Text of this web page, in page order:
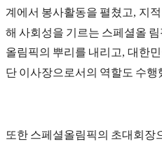
계에서 봉사활동을 펼쳤고, 지
해 사회성을 기르는 스페셜올
올림픽의 뿌리를 내리고, 대한
단 이사장으로서의 역할도 수행
또한 스페셜올림픽의 초대회장